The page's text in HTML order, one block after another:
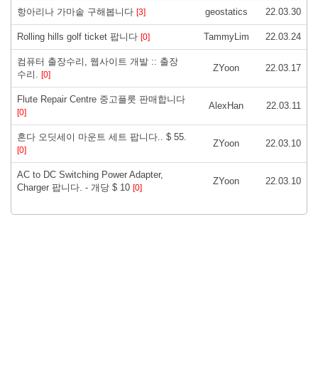
항아리나 가마솥 구해봅니다 [3] geostatics 22.03.30
Rolling hills golf ticket 팝니다 [0] TammyLim 22.03.24
컴퓨터 출장수리, 웹사이트 개발 :: 출장
수리. [0]
ZYoon 22.03.17
Flute Repair Centre 중고플룻 판매합니다
[0]
AlexHan 22.03.11
혼다 오딧세이 마운트 세트 팝니다.. $ 55.
[0]
ZYoon 22.03.10
AC to DC Switching Power Adapter,
Charger 팝니다. - 개당 $ 10 [0]
ZYoon 22.03.10